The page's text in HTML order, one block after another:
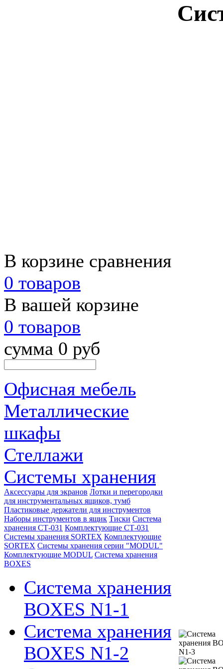
В корзине сравнения
0 товаров
В вашей корзине
0 товаров
сумма 0 руб
Офисная мебель
Металлические
шкафы
Стеллажи
Системы хранения
Аксессуары для экранов Лотки и перегородки
для инструментальных ящиков, тумб
Пластиковые держатели для инструментов
Наборы инструментов в ящик Тиски Система
хранения СТ-031 Комплектующие СТ-031
Системы хранения SORTEX Комплектующие
SORTEX Системы хранения серии "MODUL"
Комплектующие MODUL Система хранения
BOXES
Система хранения
BOXES N1-1
Система хранения
BOXES N1-2